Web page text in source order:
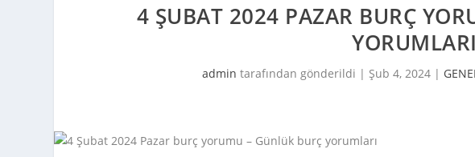
4 ŞUBAT 2024 PAZAR BURÇ
YORUMLARI
admin tarafından gönderildi | Şub 4, 2024|